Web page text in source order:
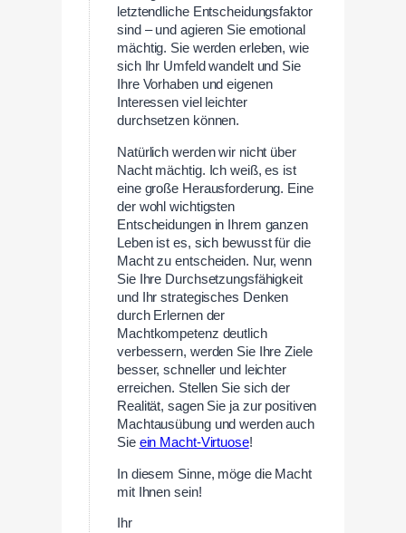
letztendliche Entscheidungsfaktor
sind – und agieren Sie emotional
mächtig. Sie werden erleben, wie
sich Ihr Umfeld wandelt und Sie
Ihre Vorhaben und eigenen
Interessen viel leichter
durchsetzen können.
Natürlich werden wir nicht über
Nacht mächtig. Ich weiß, es ist
eine große Herausforderung. Eine
der wohl wichtigsten
Entscheidungen in Ihrem ganzen
Leben ist es, sich bewusst für die
Macht zu entscheiden. Nur, wenn
Sie Ihre Durchsetzungsfähigkeit
und Ihr strategisches Denken
durch Erlernen der
Machtkompetenz deutlich
verbessern, werden Sie Ihre Ziele
besser, schneller und leichter
erreichen. Stellen Sie sich der
Realität, sagen Sie ja zur positiven
Machtausübung und werden auch
Sie ein Macht-Virtuose!
In diesem Sinne, möge die Macht
mit Ihnen sein!
Ihr